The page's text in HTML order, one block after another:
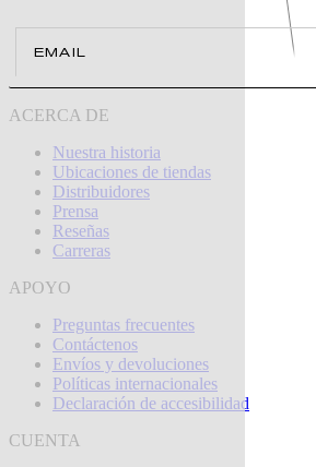
ACERCA DE
Nuestra historia
Ubicaciones de tiendas
Distribuidores
Prensa
Reseñas
Carreras
APOYO
Preguntas frecuentes
Contáctenos
Envíos y devoluciones
Políticas internacionales
Declaración de accesibilidad
CUENTA